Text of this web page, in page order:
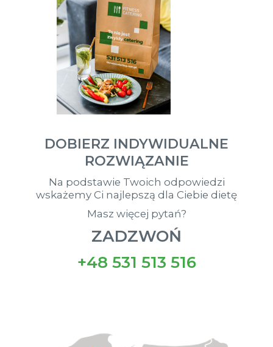
DOBIERZ INDYWIDUALNE
ROZWIĄZANIE
Na podstawie Twoich odpowiedzi
wskażemy Ci najlepszą dla Ciebie dietę
Masz więcej pytań?
ZADZWOŃ
+48 531 513 516